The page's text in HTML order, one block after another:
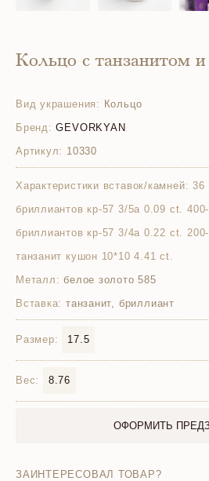
Кольцо с танзанитом
Вид украшения: Кольцо
Бренд: GEVORKYAN
Артикул: 10330
Характеристики вставок/камней: 36
бриллиантов кр-57 3/5а 0.09 ct.
бриллиантов кр-57 3/4а 0.22 ct.
танзанит кушон 10*10 4.41 ct.
Металл: белое золото 585
Вставка: танзанит, бриллиант
Размер: 17.5
Вес: 8.76
ОФОРМИТЬ
ЗАИНТЕРЕСОВАЛ ТОВАР?